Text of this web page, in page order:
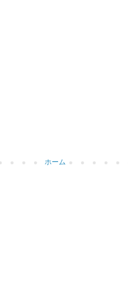
ホーム